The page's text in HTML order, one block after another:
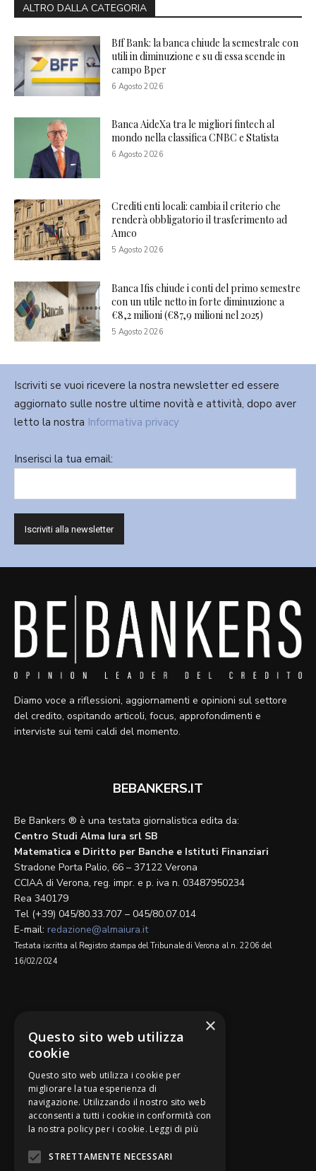
ALTRO DALLA CATEGORIA
Bff Bank: la banca chiude la semestrale con
utili in diminuzione e su di essa scende in
campo Bper
6 Agosto 2026
Banca AideXa tra le migliori fintech al
mondo nella classifica CNBC e Statista
6 Agosto 2026
Crediti enti locali: cambia il criterio che
renderà obbligatorio il trasferimento ad
Amco
5 Agosto 2026
Banca Ifis chiude i conti del primo semestre
con un utile netto in forte diminuzione a
€8,2 milioni (€87,9 milioni nel 2025)
5 Agosto 2026
Iscriviti se vuoi ricevere la nostra newsletter ed essere
aggiornato sulle nostre ultime novità e attività, dopo aver
letto la nostra Informativa privacy
Inserisci la tua email:
Diamo voce a riflessioni, aggiornamenti e opinioni sul settore
del credito, ospitando articoli, focus, approfondimenti e
interviste sui temi caldi del momento.
BEBANKERS.IT
Be Bankers ® è una testata giornalistica edita da:
Centro Studi Alma Iura srl SB
Matematica e Diritto per Banche e Istituti Finanziari
Stradone Porta Palio, 66 – 37122 Verona
CCIAA di Verona, reg. impr. e p. iva n. 03487950234
Rea 340179
Tel (+39) 045/80.33.707 – 045/80.07.014
E-mail: redazione@almaiura.it
Testata iscritta al Registro stampa del Tribunale di Verona al n. 2206 del
16/02/2024
Be Bankers è ideato da
×
Questo sito web utilizza
cookie
Questo sito web utilizza i cookie per
migliorare la tua esperienza di
navigazione. Utilizzando il nostro sito web
acconsenti a tutti i cookie in conformità con
la nostra policy per i cookie. Leggi di più
STRETTAMENTE NECESSARI